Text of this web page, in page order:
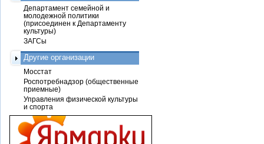
Департамент семейной и
молодежной политики
(присоединен к Департаменту
культуры)
ЗАГСы
Другие организации
Мосстат
Роспотребнадзор (общественные
приемные)
Управления физической культуры
и спорта